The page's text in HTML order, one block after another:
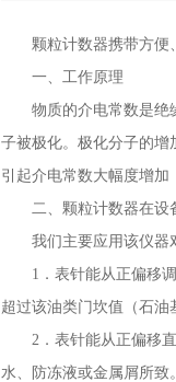
颗粒计数器携带方便、
一、工作原理
物质的介电常数是绝缘
子被极化。极化分子的增
引起介电常数大幅度增
二、颗粒计数器在设
我们主要应用该仪器对
1．表针能从正偏移调
超过该油类门坎值（石
2．表针能从正偏移直
水、防冻液或金属屑所致